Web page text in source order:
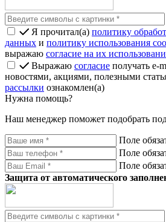
Я прочитал(а) политику
данных и политику использования
выражаю согласие на их
Выражаю согласие получать e-
новостями, акциями, полезными
рассылки ознакомлен(а)
Нужна помощь?
Наш менеджер поможет подобрать
Поле
Поле
Поле
Защита от автоматического